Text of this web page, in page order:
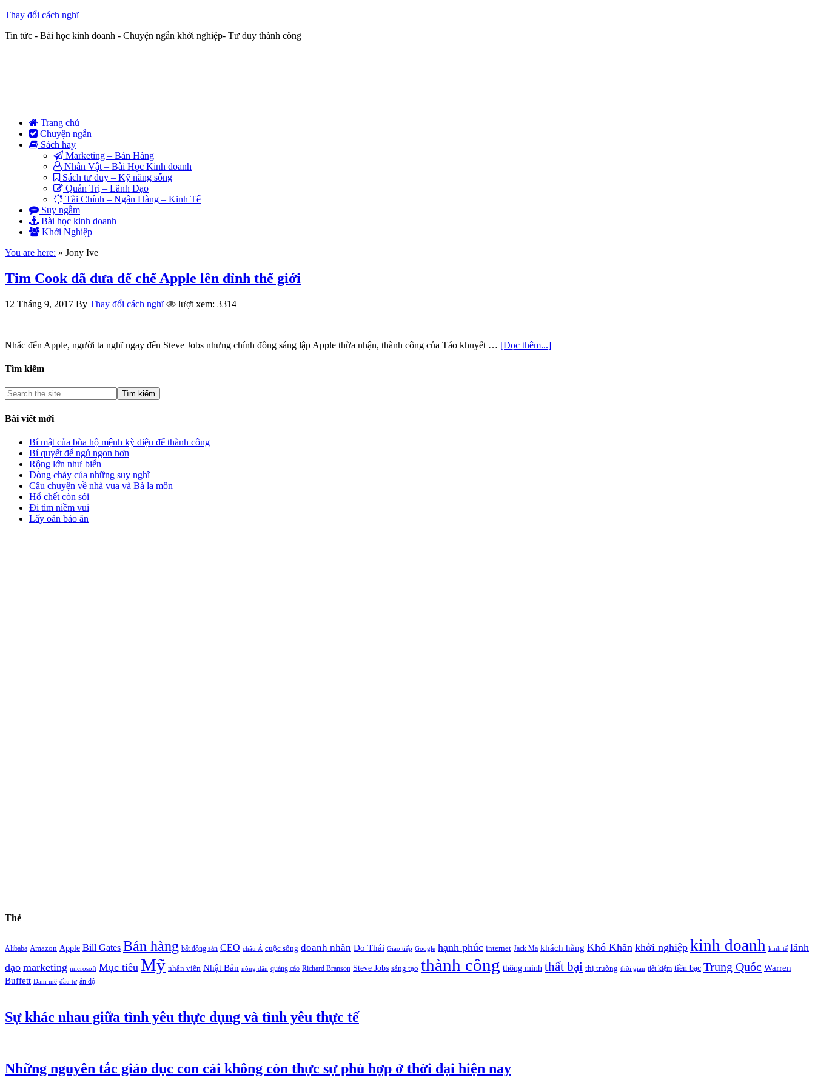
Thay đổi cách nghĩ
Tin tức - Bài học kinh doanh - Chuyện ngắn khởi nghiệp- Tư duy thành công
Trang chủ
Chuyện ngắn
Sách hay
Marketing – Bán Hàng
Nhân Vật – Bài Học Kinh doanh
Sách tư duy – Kỹ năng sống
Quản Trị – Lãnh Đạo
Tài Chính – Ngân Hàng – Kinh Tế
Suy ngẫm
Bài học kinh doanh
Khởi Nghiệp
You are here: » Jony Ive
Tim Cook đã đưa đế chế Apple lên đỉnh thế giới
12 Tháng 9, 2017 By Thay đổi cách nghĩ lượt xem: 3314
Nhắc đến Apple, người ta nghĩ ngay đến Steve Jobs nhưng chính đồng sáng lập Apple thừa nhận, thành công của Táo khuyết … [Đọc thêm...]
Tìm kiếm
Bài viết mới
Bí mật của bùa hộ mệnh kỳ diệu để thành công
Bí quyết để ngủ ngon hơn
Rộng lớn như biển
Dòng chảy của những suy nghĩ
Câu chuyện về nhà vua và Bà la môn
Hổ chết còn sói
Đi tìm niềm vui
Lấy oán báo ân
Thẻ
Alibaba Amazon Apple Bill Gates Bán hàng bất động sản CEO châu Á cuộc sống doanh nhân Do Thái Giao tiếp Google hạnh phúc internet Jack Ma khách hàng Khó Khăn khởi nghiệp kinh doanh kinh tế lãnh
đạo marketing microsoft Mục tiêu Mỹ nhân viên Nhật Bản nông dân quảng cáo Richard Branson Steve Jobs sáng tạo thành công thông minh thất bại thị trường thời gian tiết kiệm tiền bạc Trung Quốc Warren
Buffett Đam mê đầu tư ấn độ
Sự khác nhau giữa tình yêu thực dụng và tình yêu thực tế
Những nguyên tắc giáo dục con cái không còn thực sự phù hợp ở thời đại hiện nay